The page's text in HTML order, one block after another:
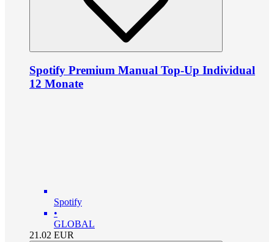
Spotify Premium Manual Top-Up Individual
12 Monate
Spotify
•
GLOBAL
21.02 EUR